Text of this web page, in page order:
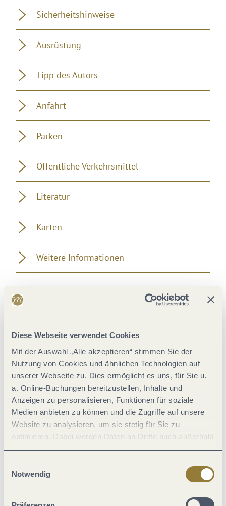
Diese Webseite verwendet Cookies
Mit der Auswahl „Alle akzeptieren“ stimmen Sie der
Nutzung von Cookies und ähnlichen Technologien auf
unserer Webseite zu. Dies ermöglicht es uns, für Sie u.
a. Online-Buchungen bereitzustellen, Inhalte und
Anzeigen zu personalisieren, Funktionen für soziale
Medien anbieten zu können und die Zugriffe auf unsere
Website zu analysieren, um sie stetig für Sie zu
optimieren. Dabei werden Daten an Dritte auch außerhalb
der Europäischen Union weitergegeben und dort
jederzeit widerrufen werden. Mit der Auswahl "Alle
ablehnen" kann es zu Beeinträchtigungen in der Nutzung
Notwendig
Sicherheitshinweise
Ausrüstung
Tipp des Autors
Anfahrt
Parken
Öffentliche Verkehrsmittel
Literatur
Karten
Weitere Informationen
Pfad (53%)